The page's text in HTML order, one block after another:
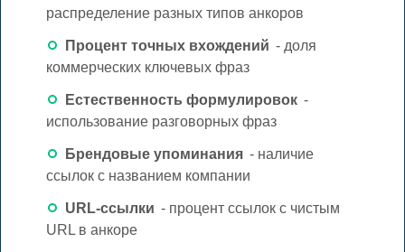
распределение разных типов анкоров
Процент точных вхождений - доля
коммерческих ключевых фраз
Естественность формулировок -
использование разговорных фраз
Брендовые упоминания - наличие
ссылок с названием компании
URL-ссылки - процент ссылок с чистым
URL в анкоре